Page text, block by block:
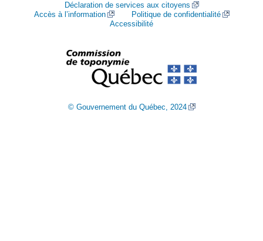
Déclaration de services aux citoyens
Accès à l’information
Politique de confidentialité
Accessibilité
© Gouvernement du Québec, 2024